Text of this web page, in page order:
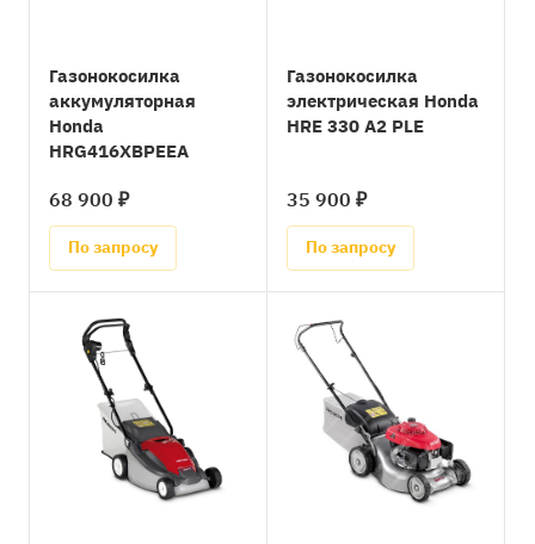
Газонокосилка
аккумуляторная
Honda
HRG416XBPEEA
68 900 ₽
По запросу
Газонокосилка
электрическая Honda
HRE 330 A2 PLE
35 900 ₽
По запросу